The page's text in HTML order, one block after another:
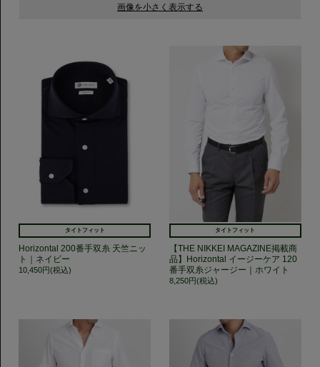
タイトフィット
Horizontal 200番手双糸 天竺ニッ
ト｜ネイビー
10,450円(税込)
タイトフィット
【THE NIKKEI MAGAZINE掲載商
品】Horizontal イージーケア 120
番手双糸ジャージー｜ホワイト
8,250円(税込)